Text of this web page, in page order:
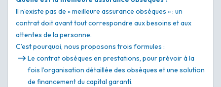
Il n’existe pas de « meilleure assurance obsèques » : un
contrat doit avant tout correspondre aux besoins et aux
attentes de la personne.
C’est pourquoi, nous proposons trois formules :
Le contrat obsèques en prestations, pour prévoir à la
fois l’organisation détaillée des obsèques et une solution
de financement du capital garanti.